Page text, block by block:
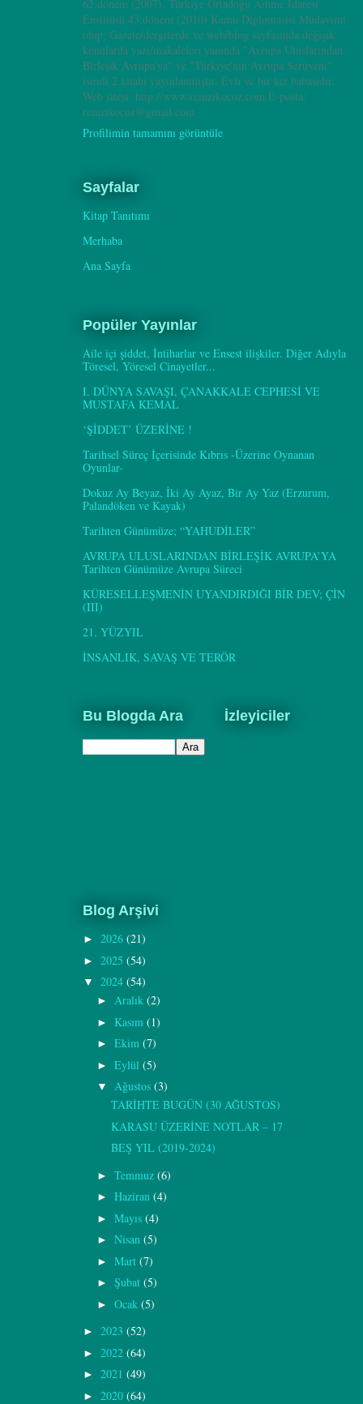
62.dönem (2007), Türkiye Ortadoğu Amme İdaresi
Enstitüsü 43.dönem (2010) Kamu Diplomasisi Müdavimi
olup; Gazete/dergilerde ve web/blog sayfasında değişik
konularda yazı/makaleleri yanında "Avrupa Uluslarından
Birleşik Avrupa'ya" ve "Türkiye'nin Avrupa Serüveni"
isimli 2 kitabı yayınlanmıştır. Evli ve bir kız babasıdır.
Web sitesi: http://www.remzikocoz.com E-posta:
remzikocoz@gmail.com
Profilimin tamamını görüntüle
Sayfalar
Kitap Tanıtımı
Merhaba
Ana Sayfa
Popüler Yayınlar
Aile içi şiddet, İntiharlar ve Ensest ilişkiler. Diğer Adıyla
Töresel, Yöresel Cinayetler...
I. DÜNYA SAVAŞI, ÇANAKKALE CEPHESİ VE
MUSTAFA KEMAL
‘ŞİDDET’ ÜZERİNE !
Tarihsel Süreç İçerisinde Kıbrıs -Üzerine Oynanan
Oyunlar-
Dokuz Ay Beyaz, İki Ay Ayaz, Bir Ay Yaz (Erzurum,
Palandöken ve Kayak)
Tarihten Günümüze; “YAHUDİLER”
AVRUPA ULUSLARINDAN BİRLEŞİK AVRUPA’YA
Tarihten Günümüze Avrupa Süreci
KÜRESELLEŞMENİN UYANDIRDIĞI BİR DEV; ÇİN
(III)
21. YÜZYIL
İNSANLIK, SAVAŞ VE TERÖR
Bu Blogda Ara İzleyiciler
Blog Arşivi
► 2026 (21)
► 2025 (54)
▼ 2024 (54)
► Aralık (2)
► Kasım (1)
► Ekim (7)
► Eylül (5)
▼ Ağustos (3)
TARİHTE BUGÜN (30 AĞUSTOS)
KARASU ÜZERİNE NOTLAR – 17
BEŞ YIL (2019-2024)
► Temmuz (6)
► Haziran (4)
► Mayıs (4)
► Nisan (5)
► Mart (7)
► Şubat (5)
► Ocak (5)
► 2023 (52)
► 2022 (64)
► 2021 (49)
► 2020 (64)